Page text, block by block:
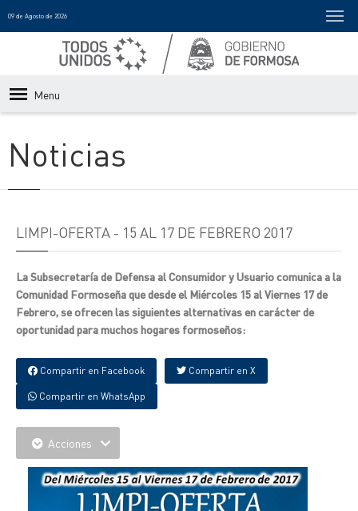
09 de Agosto de 2026
Menu
Noticias
LIMPI-OFERTA - 15 AL 17 DE FEBRERO 2017
La Subsecretaría de Defensa al Consumidor y Usuario comunica a la
Comunidad Formoseña que desde el Miércoles 15 al Viernes 17 de
Febrero, se ofrecen las siguientes alternativas en carácter de
oportunidad para muchos hogares formoseños:
Compartir en Facebook Compartir en X
Compartir en WhatsApp
Acciones